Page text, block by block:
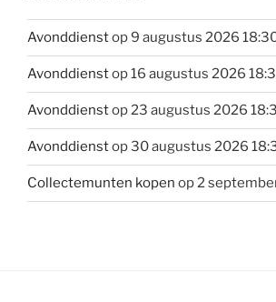
Avonddienstop 9 augustus 2026
Avonddienstop 16 augustus 2026
Avonddienstop 23 augustus 2026
Avonddienstop 30 augustus 2026
Collectemunten kopen op 2